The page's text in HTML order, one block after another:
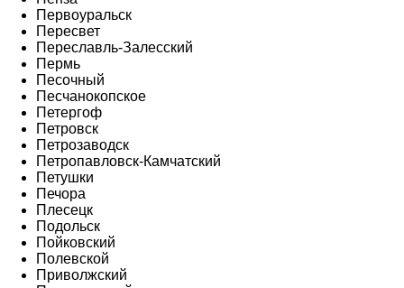
Первоуральск
Пересвет
Переславль-Залесский
Пермь
Песочный
Песчанокопское
Петергоф
Петровск
Петрозаводск
Петропавловск-Камчатский
Петушки
Печора
Плесецк
Подольск
Пойковский
Полевской
Приволжский